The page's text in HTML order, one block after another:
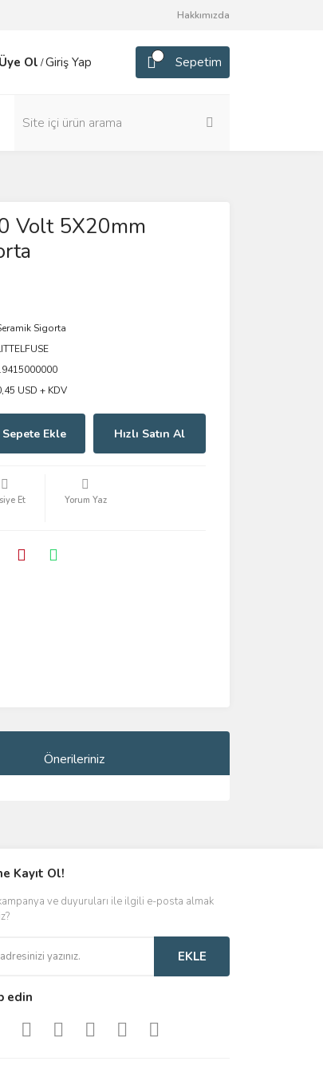
Hakkımızda
Üye Ol /Giriş Yap Sepetim
Volt 5X20mm
Sigorta
USD + KDV
Sepete Ekle Hızlı Satın Al
Et Yorum Yaz
Önerileriniz
Kayıt Ol!
ve duyuruları ile ilgili e-posta almak
EKLE
edin